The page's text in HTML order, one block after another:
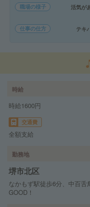
職場の様子 活気が
仕事の仕方 テキ
時給
時給1600円
交通費
全額支給
勤務地
堺市北区
なかもず駅徒歩6分、中百
GOOD！